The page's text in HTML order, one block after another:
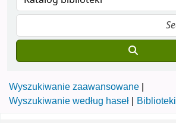
Wyszukiwanie zaawansowane
Wyszukiwanie według haseł
Biblioteki